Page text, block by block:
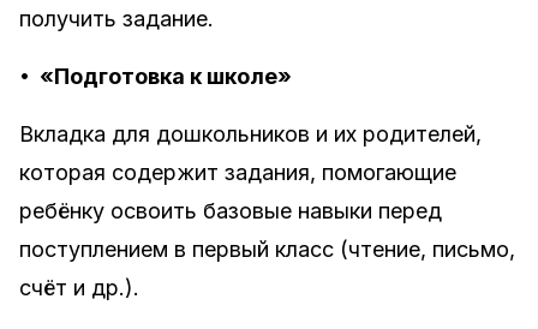
получить задание.
• «Подготовка к школе»
Вкладка для дошкольников и их родителей,
которая содержит задания, помогающие
ребёнку освоить базовые навыки перед
поступлением в первый класс (чтение, письмо,
счёт и др.).